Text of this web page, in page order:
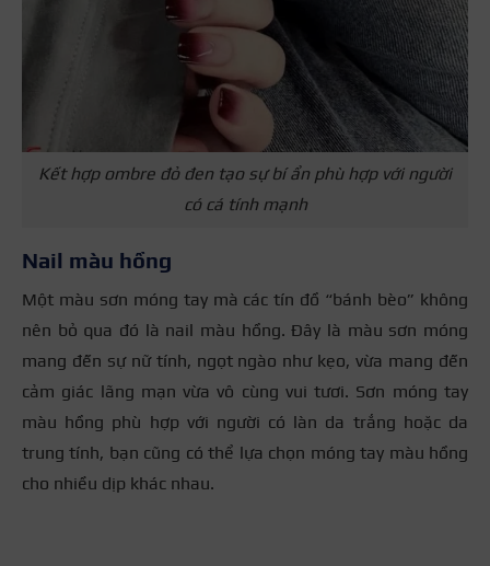
Kết hợp ombre đỏ đen tạo sự bí ẩn phù hợp với người
có cá tính mạnh
Nail màu hồng
Một màu sơn móng tay mà các tín đồ “bánh bèo” không
nên bỏ qua đó là nail màu hồng. Đây là màu sơn móng
mang đến sự nữ tính, ngọt ngào như kẹo, vừa mang đến
cảm giác lãng mạn vừa vô cùng vui tươi. Sơn móng tay
màu hồng phù hợp với người có làn da trắng hoặc da
trung tính, bạn cũng có thể lựa chọn móng tay màu hồng
cho nhiều dịp khác nhau.